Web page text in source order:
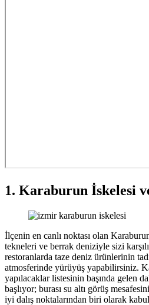
1. Karaburun İskelesi
İlçenin en canlı noktası olan
tekneleri ve berrak deniziyle sizi
restoranlarda taze deniz ürünlerinin
atmosferinde yürüyüş yapabilirsiniz.
yapılacaklar listesinin başında gelen
başlıyor; burası su altı görüş
iyi dalış noktalarından biri olarak